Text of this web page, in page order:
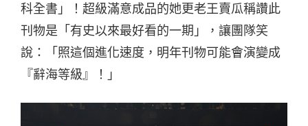
科全書」！超級滿意成品的她更老王賣瓜稱讚此
刊物是「有史以來最好看的一期」，讓團隊笑
說：「照這個進化速度，明年刊物可能會演變成
『辭海等級』！」